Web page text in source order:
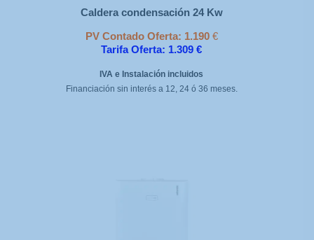
Caldera condensación 24 Kw
PV Contado Oferta: 1.190 €
Tarifa Oferta: 1.309 €
IVA e Instalación incluidos
Financiación sin interés a 12, 24 ó 36 meses.